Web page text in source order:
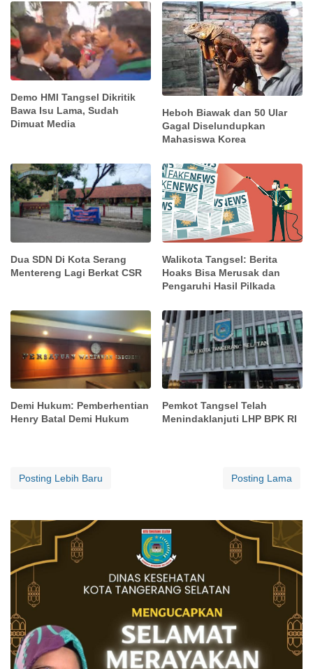
Demo HMI Tangsel Dikritik
Bawa Isu Lama, Sudah
Dimuat Media
Heboh Biawak dan 50 Ular
Gagal Diselundupkan
Mahasiswa Korea
Dua SDN Di Kota Serang
Mentereng Lagi Berkat CSR
Walikota Tangsel: Berita
Hoaks Bisa Merusak dan
Pengaruhi Hasil Pilkada
Demi Hukum: Pemberhentian
Henry Batal Demi Hukum
Pemkot Tangsel Telah
Menindaklanjuti LHP BPK RI
Posting Lebih Baru Posting Lama